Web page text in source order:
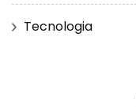
Tecnologia